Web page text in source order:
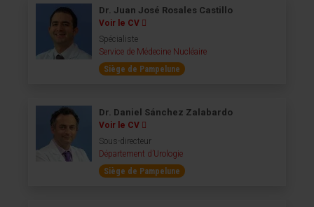
Dr. Juan José Rosales Castillo
Voir le CV
Spécialiste
Service de Médecine Nucléaire
Siège de Pampelune
Dr. Daniel Sánchez Zalabardo
Voir le CV
Sous-directeur
Département d’Urologie
Siège de Pampelune